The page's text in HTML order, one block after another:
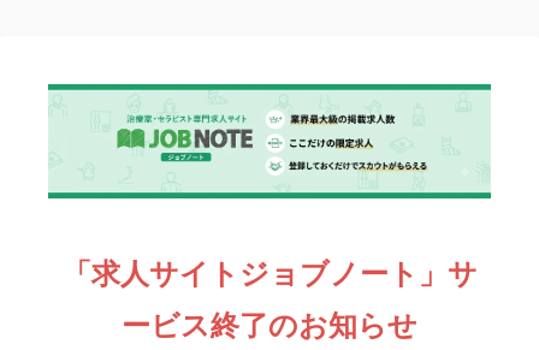
「求人サイトジョブノート」サ
ービス終了のお知らせ